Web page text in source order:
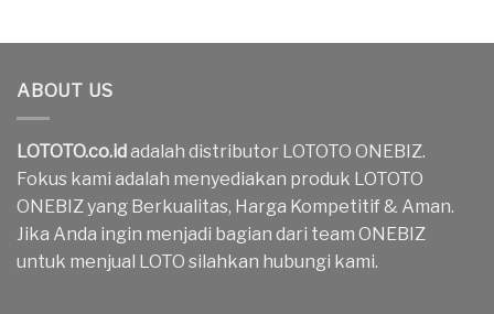
ABOUT US
LOTOTO.co.idadalah distributor LOTOTO ONEBIZ.
Fokus kami adalah menyediakan produk LOTOTO
ONEBIZ yang Berkualitas, Harga Kompetitif & Aman.
Jika Anda ingin menjadi bagian dari team ONEBIZ
untuk menjual LOTO silahkan hubungi kami.